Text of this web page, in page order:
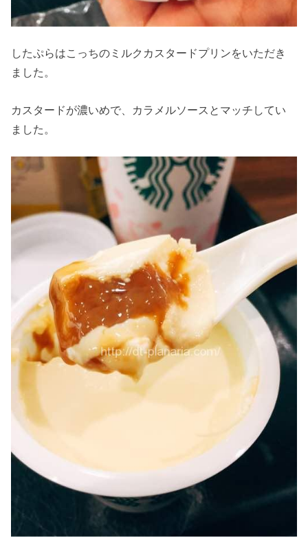
したぷらはこっちのミルクカスタードプリンをいただき
ました。
カスタードが濃いめで、カラメルソースとマッチしてい
ました。